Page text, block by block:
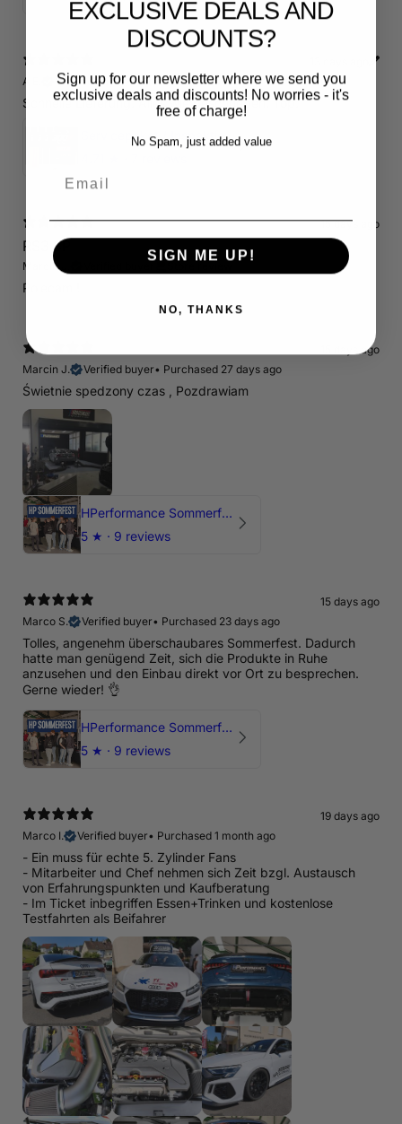
A.E.
Verified buyer •Purchased 20 days ago
Schnelle Lieferung. Alles wie beschrieben. Top.
Servicepaket / Inspektionspaket 1 mit Motul 300V 5W40 - 5W50 für alle 2.5 TFSI Modelle
15 days ago
RS3 8P
Marcin J.
Polecam !
15 days ago
Marcin J.
Verified buyer• Purchased 27 days ago
Świetnie spedzony czas , Pozdrawiam
HPerformance Sommerfest 2026
5 ★ · 9 reviews
15 days ago
Marco S.
Verified buyer• Purchased 23 days ago
Tolles, angenehm überschaubares Sommerfest. Dadurch
hatte man genügend Zeit, sich die Produkte in Ruhe
anzusehen und den Einbau direkt vor Ort zu besprechen.
Gerne wieder! 👌
HPerformance Sommerfest 2026
5 ★ · 9 reviews
19 days ago
Marco I.
Verified buyer• Purchased 1 month ago
- Ein muss für echte 5. Zylinder Fans
- Mitarbeiter und Chef nehmen sich Zeit bzgl. Austausch
von Erfahrungspunkten und Kaufberatung
- Im Ticket inbegriffen Essen+Trinken und kostenlose
Testfahrten als Beifahrer
EXCLUSIVE DEALS AND
DISCOUNTS?
Sign up for our newsletter where we send you
exclusive deals and discounts! No worries - it's
free of charge!
No Spam, just added value
SIGN ME UP!
NO, THANKS